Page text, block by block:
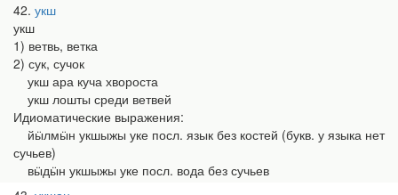
42 укш
укш
1) ветвь, ветка
2) сук, сучок
укш ара куча хвороста
укш лошты среди ветвей
Идиоматические выражения:
йӹлмӹн укшыжы уке посл. язык без костей (букв. у языка нет
сучьев)
вӹдӹн укшыжы уке посл. вода без сучьев